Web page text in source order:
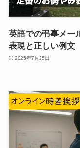
英語での弔事メー
表現と正しい例文
2025年7月25日